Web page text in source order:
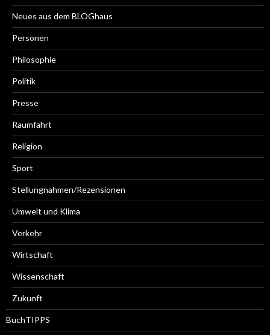
Neues aus dem BLOGhaus
Personen
Philosophie
Politik
Presse
Raumfahrt
Religion
Sport
Stellungnahmen/Rezensionen
Umwelt und Klima
Verkehr
Wirtschaft
Wissenschaft
Zukunft
BuchTIPPS